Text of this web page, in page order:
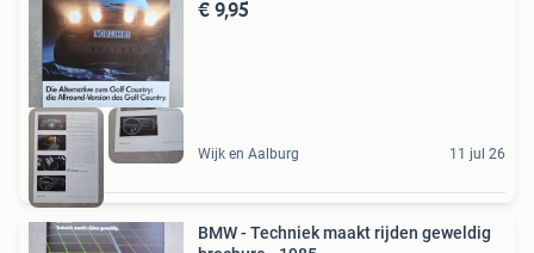
€ 9,95
Wijk en Aalburg 11 jul 26
BMW - Techniek maakt rijden geweldig